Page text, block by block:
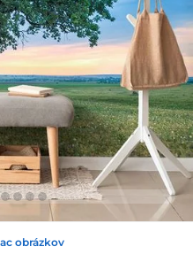
obrázkov